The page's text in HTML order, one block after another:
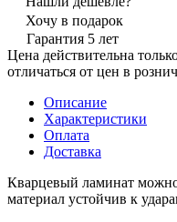
Хочу в подарок
Гарантия 5 лет
Цена действительна
отличаться от цен в
Описание
Характеристики
Оплата
Доставка
Кварцевый ламинат
материал устойчив к